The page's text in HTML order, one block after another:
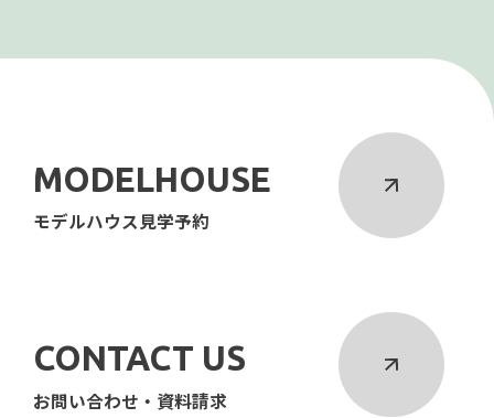
MODELHOUSE
モデルハウス見学予約
CONTACT US
お問い合わせ・資料請求